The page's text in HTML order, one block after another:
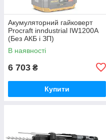
Акумуляторний гайковерт
Procraft inndustrial IW1200A
(Без АКБ і ЗП)
В наявності
6 703 ₴
Купити